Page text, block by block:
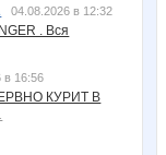
04.08.2026 в 12:32
. Вся
в 16:56
КУРИТ В